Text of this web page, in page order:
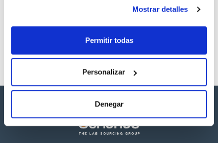
Mostrar detalles
Permitir todas
Personalizar
Denegar
Precio
Comprar